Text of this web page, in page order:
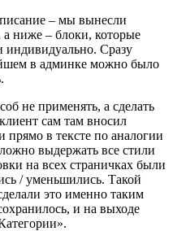
– мы вынесли
а ниже – блоки, которые
индивидуально. Сразу
в админке можно было
не применять, а сделать
сам там вносил
прямо в тексте по аналогии
выдержать все стили
на всех страничках были
/ уменьшились. Такой
это именно таким
и на выходе